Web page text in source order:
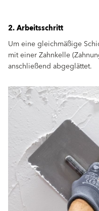
2. Arbeitsschritt
Um eine gleichmäßige
mit einer Zahnkelle
anschließend abgeglättet.